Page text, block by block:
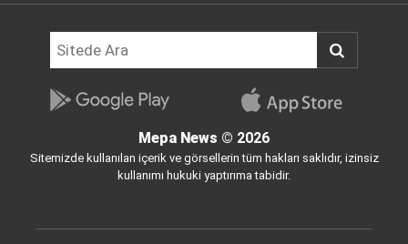
Mepa News © 2026
Sitemizde kullanılan içerik ve görsellerin tüm hakları saklıdır, izinsiz
kullanımı hukuki yaptırıma tabidir.